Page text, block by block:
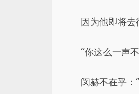
因为他即将
“你这么一声
闵赫不在乎：